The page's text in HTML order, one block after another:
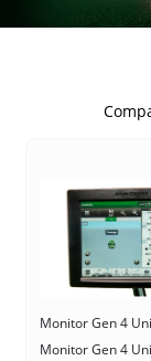
Monitor Gen 4
Monitor Gen 4